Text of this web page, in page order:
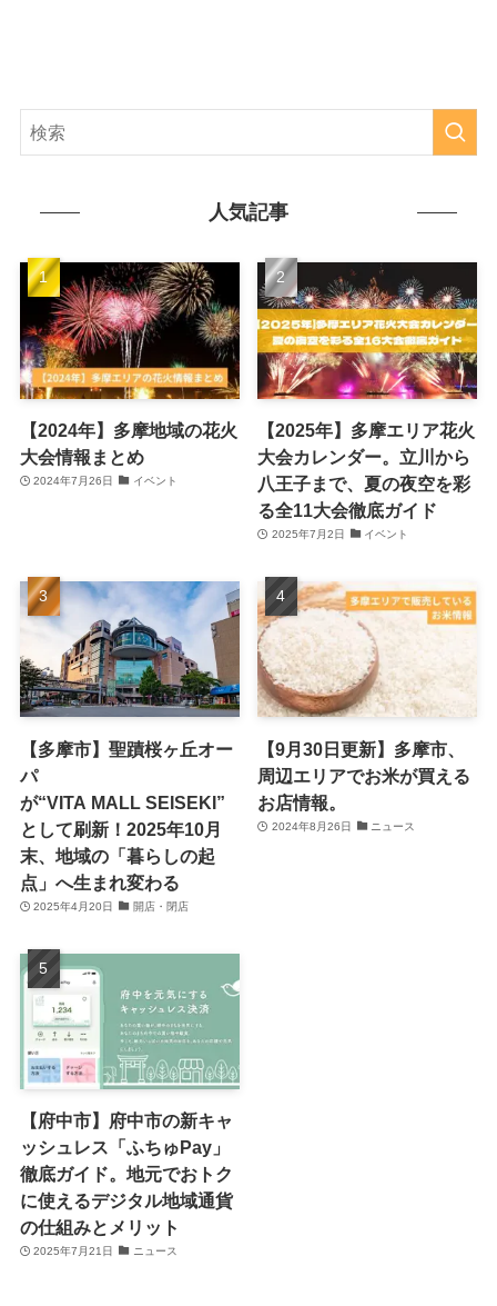
人気記事
【2024年】多摩地域の花火
大会情報まとめ
2024年7月26日 イベント
【2025年】多摩エリア花火
大会カレンダー。立川から
八王子まで、夏の夜空を彩
る全11大会徹底ガイド
2025年7月2日 イベント
【多摩市】聖蹟桜ヶ丘オー
パ
が“VITA MALL SEISEKI”
として刷新！2025年10月
末、地域の「暮らしの起
点」へ生まれ変わる
2025年4月20日 開店・閉店
【9月30日更新】多摩市、
周辺エリアでお米が買える
お店情報。
2024年8月26日 ニュース
【府中市】府中市の新キャ
ッシュレス「ふちゅPay」
徹底ガイド。地元でおトク
に使えるデジタル地域通貨
の仕組みとメリット
2025年7月21日 ニュース